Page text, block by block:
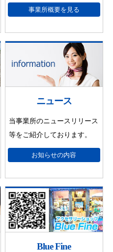
事業所概要を見る
ニュース
当事業所のニュースリリース
等をご紹介しております。
お知らせの内容
Blue Fine